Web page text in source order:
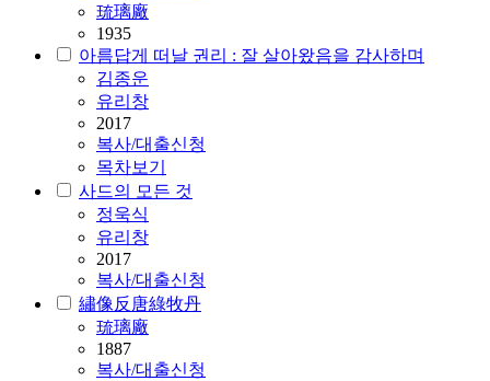
琉璃廠
1935
아름답게 떠날 권리 : 잘 살아왔음을 감사하며
김종운
유리창
2017
복사/대출신청
목차보기
사드의 모든 것
정욱식
유리창
2017
복사/대출신청
繡像反唐綠牧丹
琉璃廠
1887
복사/대출신청